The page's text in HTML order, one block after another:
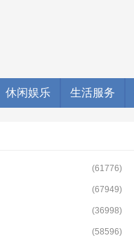
休闲娱乐 生活服务
(61776)
(67949)
(36998)
(58596)